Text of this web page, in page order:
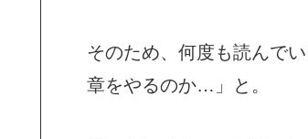
そのため、何度も読んで
章をやるのか…」と。